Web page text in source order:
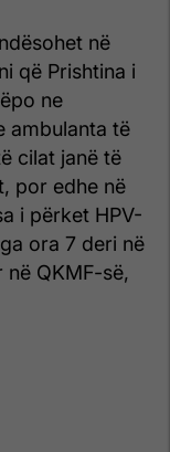
në
që Prishtina i
ne
ambulanta të
cilat janë të
por edhe në
i përket HPV-
ora 7 deri në
në QKMF-së,